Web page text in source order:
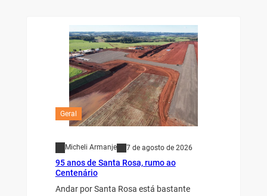
Geral
Micheli Armanje 7 de agosto de 2026
95 anos de Santa Rosa, rumo ao
Centenário
Andar por Santa Rosa está bastante